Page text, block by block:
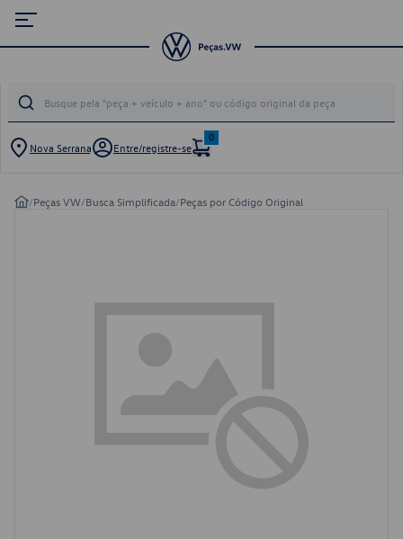
Nova Serrana Entre/registre-se
0
/Peças VW/Busca Simplificada/Peças por Código Original